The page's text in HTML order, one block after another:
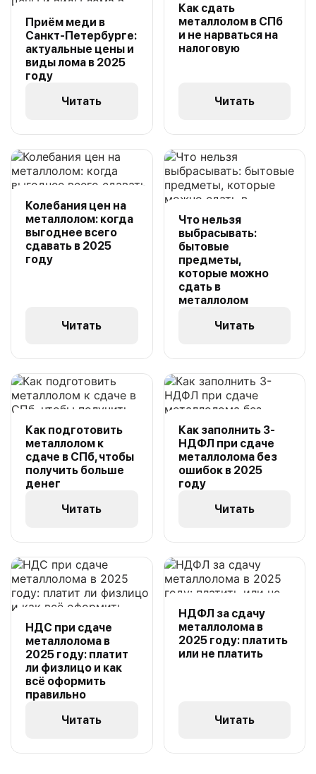
Приём меди в
Санкт-Петербурге:
актуальные цены и
виды лома в 2025
году
Читать
Как сдать
металлолом в СПб
и не нарваться на
налоговую
Читать
Колебания цен на
металлолом: когда
выгоднее всего
сдавать в 2025
году
Читать
Что нельзя
выбрасывать:
бытовые
предметы,
которые можно
сдать в
металлолом
Читать
Как подготовить
металлолом к
сдаче в СПб, чтобы
получить больше
денег
Читать
Как заполнить 3-
НДФЛ при сдаче
металлолома без
ошибок в 2025
году
Читать
НДС при сдаче
металлолома в
2025 году: платит
ли физлицо и как
всё оформить
правильно
Читать
НДФЛ за сдачу
металлолома в
2025 году: платить
или не платить
Читать